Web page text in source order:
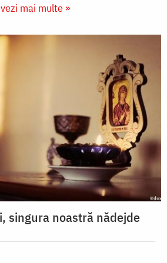
vezi mai multe »
singura noastră nădejde